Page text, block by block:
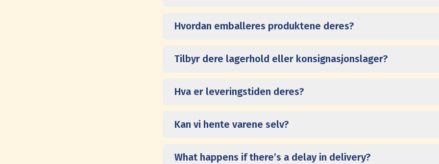
Hvordan emballeres produktene deres?
Tilbyr dere lagerhold eller konsignasjonslager?
Hva er leveringstiden deres?
Kan vi hente varene selv?
What happens if there’s a delay in delivery?